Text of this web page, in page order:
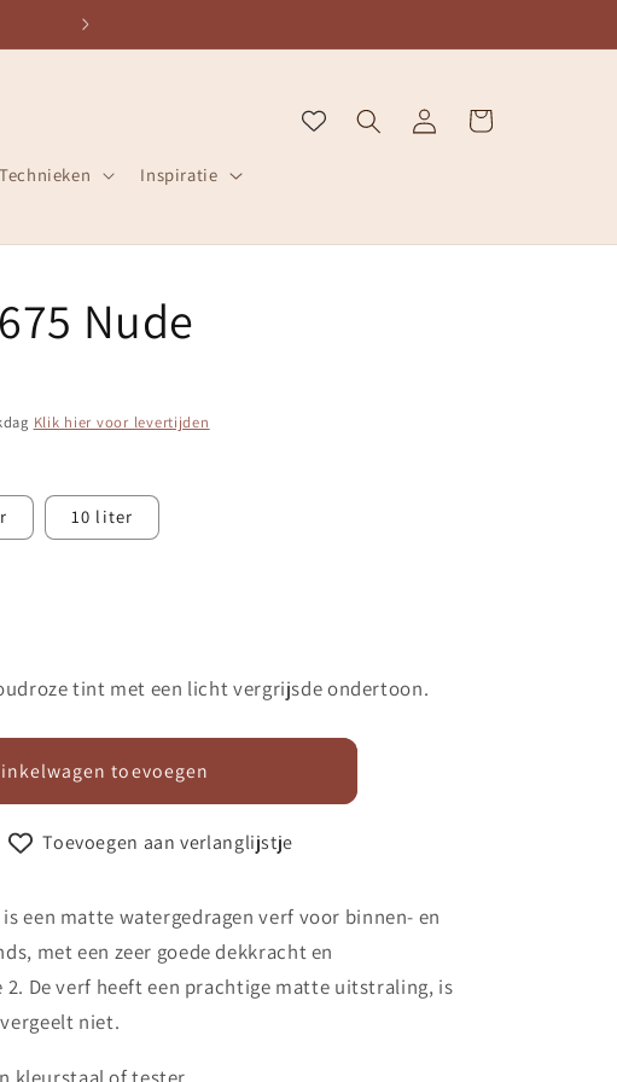
Inspiratie
InloggenWinkelwagen
Nude
Klik hier voor levertijden
10 liter
tint met een licht vergrijsde ondertoon.
toevoegen
Toevoegen aan verlanglijstje
een matte watergedragen verf voor binnen- en
met een zeer goede dekkracht en
2. De verf heeft een prachtige matte uitstraling, is
niet.